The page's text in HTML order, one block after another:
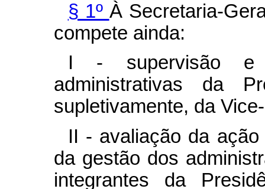
§ 1º À Secretaria-
compete ainda:
I - supervisão e
administrativas da
supletivamente, da
II - avaliação da
da gestão dos
integrantes da